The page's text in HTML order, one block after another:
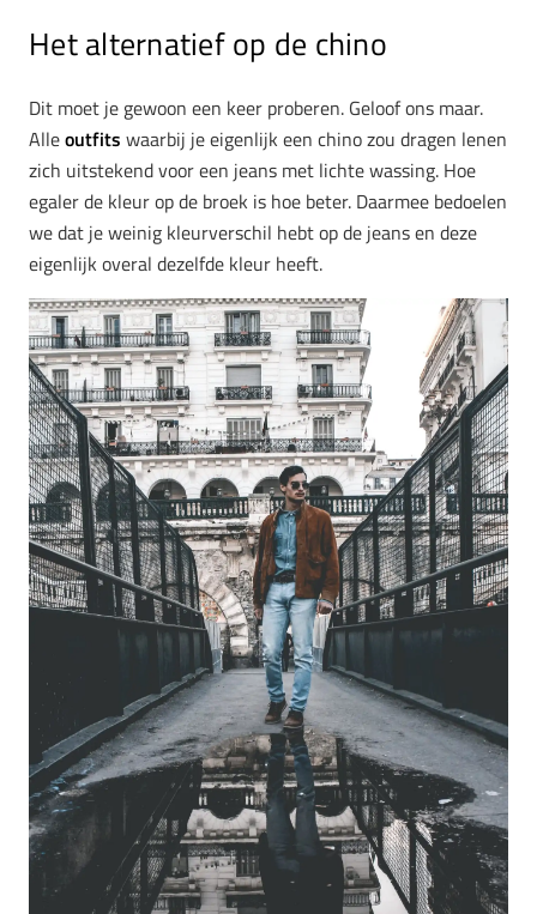
Het alternatief op de chino
Dit moet je gewoon een keer proberen. Geloof ons maar.
Alleoutfits waarbij je eigenlijk een chino zou dragen lenen
zich uitstekend voor een jeans met lichte wassing. Hoe
egaler de kleur op de broek is hoe beter. Daarmee bedoelen
we dat je weinig kleurverschil hebt op de jeans en deze
eigenlijk overal dezelfde kleur heeft.